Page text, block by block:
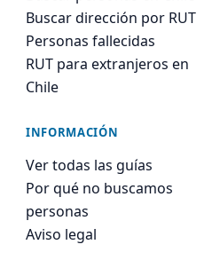
Buscar dirección por RUT
Personas fallecidas
RUT para extranjeros en
Chile
INFORMACIÓN
Ver todas las guías
Por qué no buscamos
personas
Aviso legal